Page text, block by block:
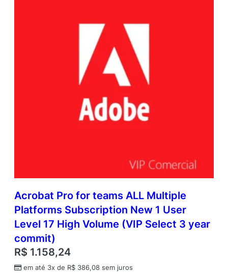
Acrobat Pro for teams ALL Multiple
Platforms Subscription New 1 User
Level 17 High Volume (VIP Select 3 year
commit)
R$ 1.158,24
em até 3x de R$ 386,08 sem juros